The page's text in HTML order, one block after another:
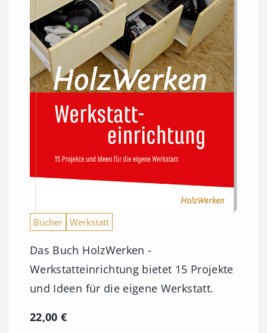
Bücher Werkstatt
Das Buch HolzWerken -
Werkstatteinrichtung bietet 15 Projekte
und Ideen für die eigene Werkstatt.
22,00€